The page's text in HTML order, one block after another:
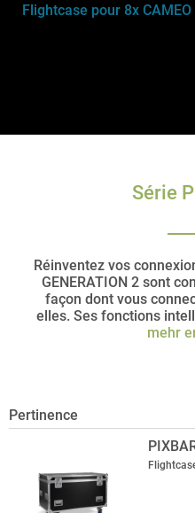
Flightcase pour 8x
Série
Réinventez vos
GENERATION 2 sont
façon dont vous
elles. Ses fonctions
mehr